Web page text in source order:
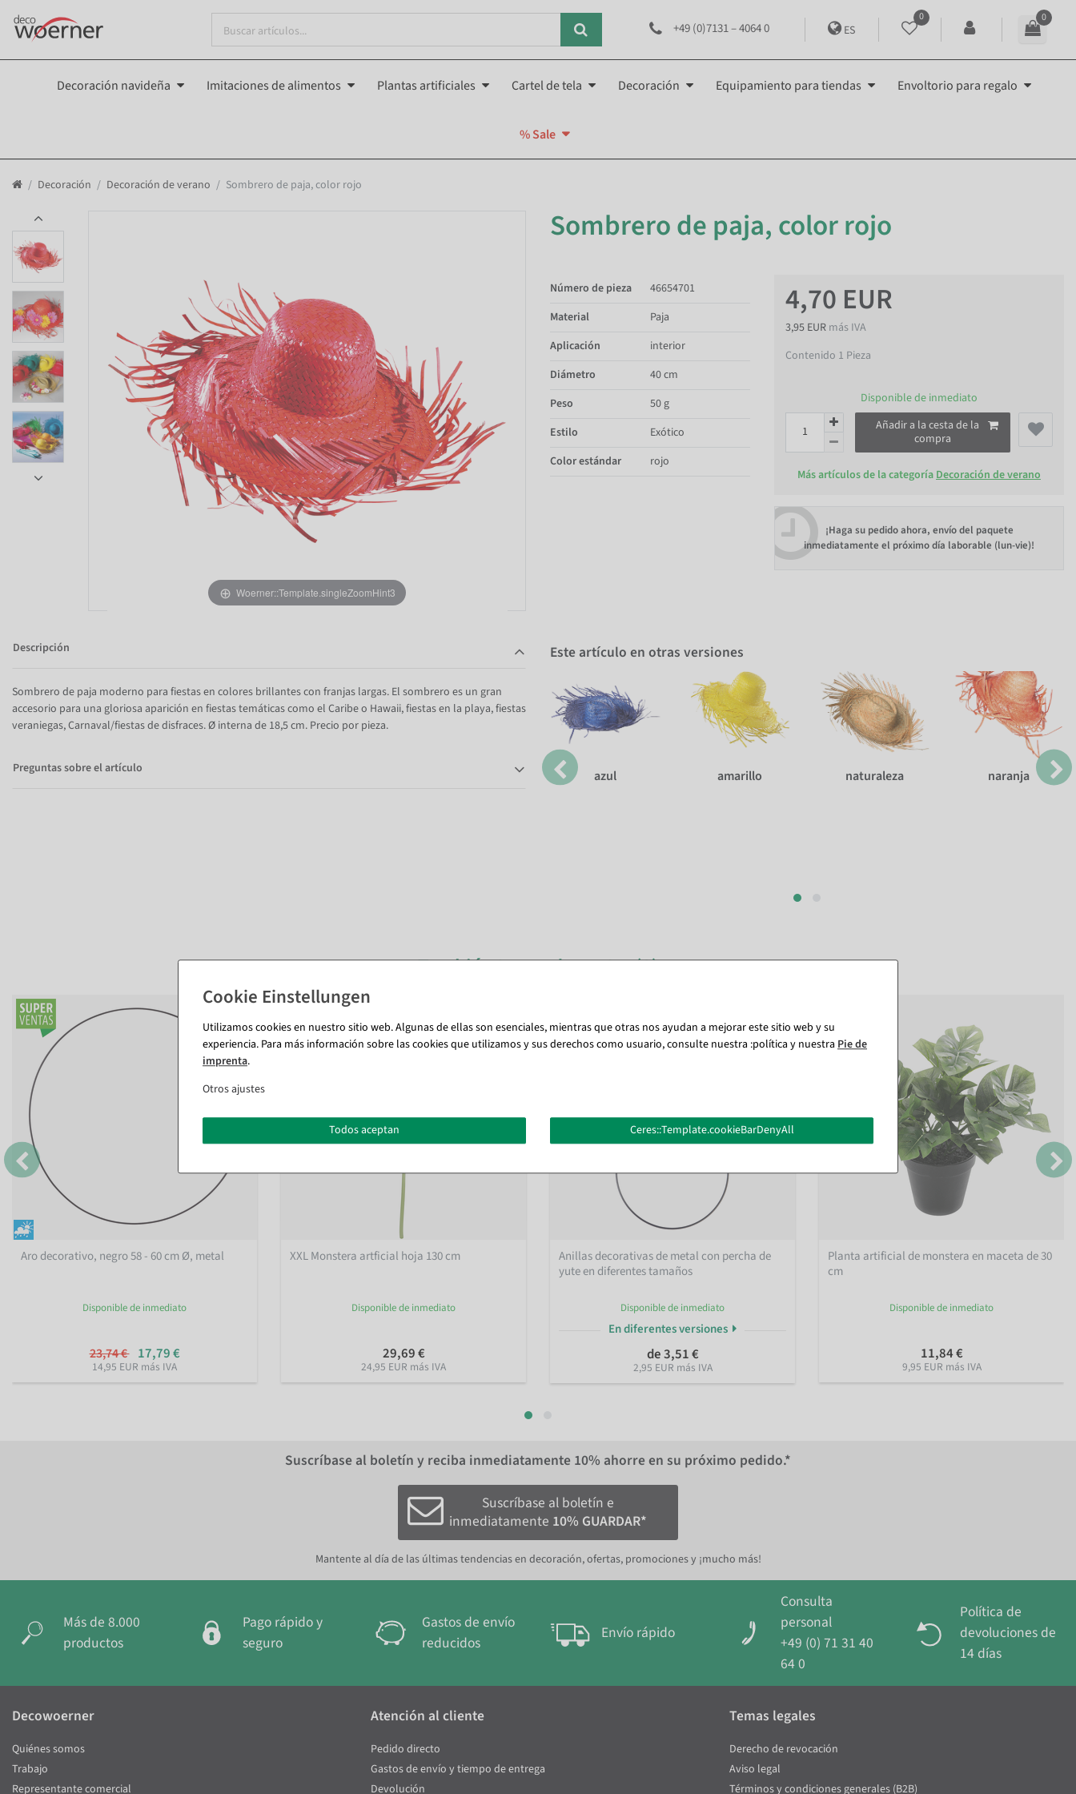
+49 (0)7131 – 4064 0 ES
0 0
Decoración navideña Imitaciones de alimentos Plantas artificiales Cartel de tela Decoración Equipamiento para tiendas Envoltorio para regalo
% Sale
Decoración Decoración de verano Sombrero de paja, color rojo
Woerner::Template.singleZoomHint3
Sombrero de paja, color rojo
4,70 EUR
3,95 EUR más IVA
Contenido 1 Pieza
Disponible de inmediato
Añadir a la cesta de la
compra
Más artículos de la categoría Decoración de verano
¡Haga su pedido ahora, envío del paquete
inmediatamente el próximo día laborable (lun-vie)!
Número de pieza
46654701
Material
Paja
Aplicación
interior
Diámetro
40 cm
Peso
50 g
Estilo
Exótico
Color estándar
rojo
Descripción
Sombrero de paja moderno para fiestas en colores brillantes con franjas largas. El sombrero es un gran
accesorio para una gloriosa aparición en fiestas temáticas como el Caribe o Hawaii, fiestas en la playa, fiestas
veraniegas, Carnaval/fiestas de disfraces. Ø interna de 18,5 cm. Precio por pieza.
Preguntas sobre el artículo
Este artículo en otras versiones
azul amarillo naturaleza naranja
También te puede gustar (8)
Aro decorativo, negro 58 - 60 cm Ø, metal
Disponible de inmediato
23,74 € 17,79 €
14,95 EUR más IVA
XXL Monstera artficial hoja 130 cm
Disponible de inmediato
29,69 €
24,95 EUR más IVA
Anillas decorativas de metal con percha de
yute en diferentes tamaños
Disponible de inmediato
En diferentes versiones
de 3,51 €
2,95 EUR más IVA
Planta artificial de monstera en maceta de 30
cm
Disponible de inmediato
11,84 €
9,95 EUR más IVA
Suscríbase al boletín y reciba inmediatamente 10% ahorre en su próximo pedido.*
Suscríbase al boletín e
inmediatamente 10% GUARDAR*
Mantente al día de las últimas tendencias en decoración, ofertas, promociones y ¡mucho más!
Más de 8.000
productos
Pago rápido y
seguro
Gastos de envío
reducidos
Envío rápido
Consulta
personal
+49 (0) 71 31 40
64 0
Política de
devoluciones de
14 días
Utilizamos cookies en nuestro sitio web. Algunas de ellas son esenciales, mientras que otras nos ayudan a mejorar este sitio web y su
experiencia. Para más información sobre las cookies que utilizamos y sus derechos como usuario, consulte nuestra :política y nuestra Pie de
imprenta.
Otros ajustes
Todos aceptan Ceres::Template.cookieBarDenyAll
Decowoerner
Quiénes somos
Trabajo
Representante comercial
Atención al cliente
Pedido directo
Gastos de envío y tiempo de entrega
Devolución
Temas legales
Derecho de revocación
Aviso legal
Términos y condiciones generales (B2B)